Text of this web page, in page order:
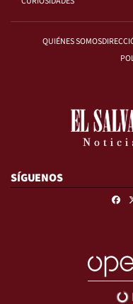
QUIÉNES SOMOS
SÍGUENOS